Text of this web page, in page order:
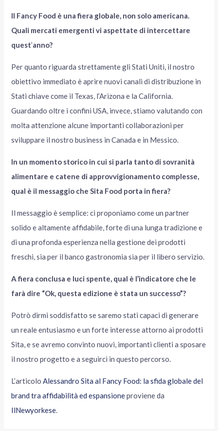
Il Fancy Food è una fiera globale, non solo americana.
Quali mercati emergenti vi aspettate di intercettare
quest’anno?
Per quanto riguarda strettamente gli Stati Uniti, il nostro
obiettivo immediato è aprire nuovi canali di distribuzione in
Stati chiave come il Texas, l’Arizona e la California.
Guardando oltre i confini USA, invece, stiamo valutando con
molta attenzione alcune importanti collaborazioni per
sviluppare il nostro business in Canada e in Messico.
In un momento storico in cui si parla tanto di sovranità
alimentare e catene di approvvigionamento complesse,
qual è il messaggio che Sita Food porta in fiera?
Il messaggio è semplice: ci proponiamo come un partner
solido e altamente affidabile, forte di una lunga tradizione e
di una profonda esperienza nella gestione dei prodotti
freschi, sia per il banco gastronomia sia per il libero servizio.
A fiera conclusa e luci spente, qual è l’indicatore che le
farà dire “Ok, questa edizione è stata un successo”?
Potrò dirmi soddisfatto se saremo stati capaci di generare
un reale entusiasmo e un forte interesse attorno ai prodotti
Sita, e se avremo convinto nuovi, importanti clienti a sposare
il nostro progetto e a seguirci in questo percorso.
L’articoloAlessandro Sita al Fancy Food: la sfida globale del
brand tra affidabilità ed espansioneproviene da
IlNewyorkese.